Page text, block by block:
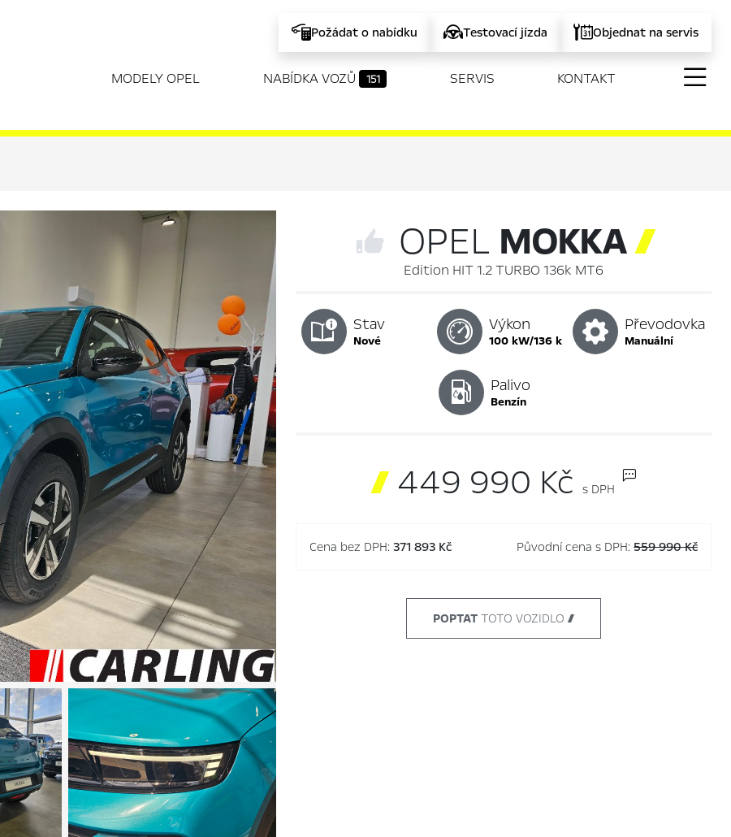
Požádat o nabídku Testovací jízda Objednat na servis
MODELY OPEL NABÍDKA VOZŮ 151 SERVIS KONTAKT
OPEL MOKKA
Edition HIT 1.2 TURBO 136k MT6
Stav
nové
Výkon
100 kW/136 k
Převodovka
manuální
Palivo
benzín
 449 990 Kč s DPH
Cena bez DPH: 371 893 Kč Původní cena s DPH: 559 990 Kč
POPTAT TOTO VOZIDLO 